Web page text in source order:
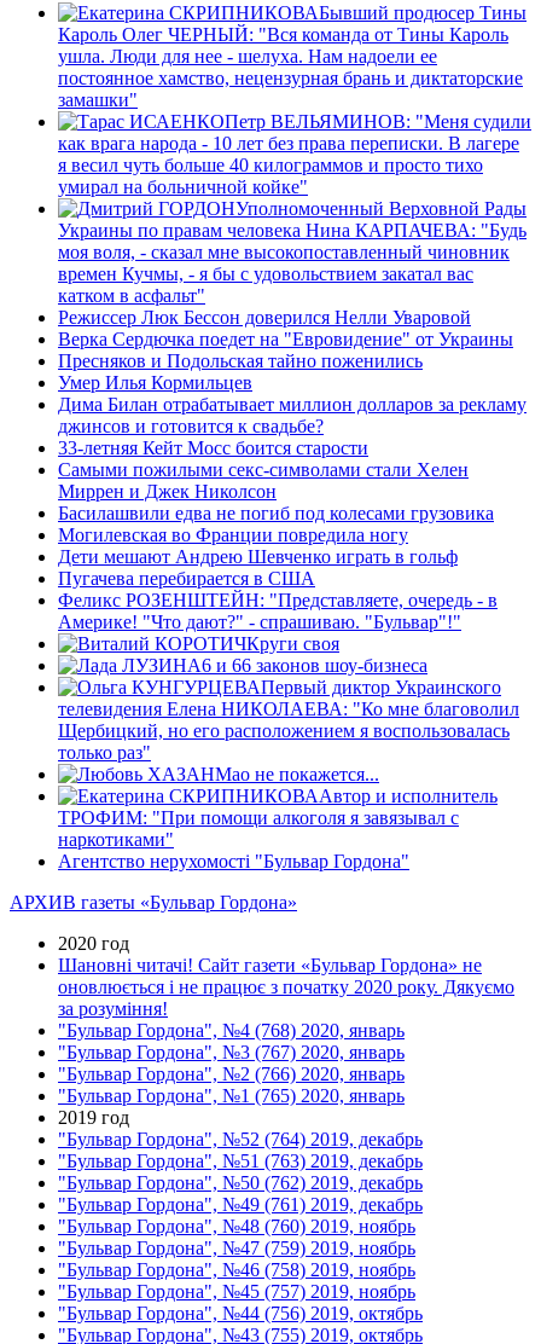
Бывший продюсер Тины
Кароль Олег ЧЕРНЫЙ: "Вся команда от Тины Кароль
ушла. Люди для нее - шелуха. Нам надоели ее
постоянное хамство, нецензурная брань и диктаторские
замашки"
Петр ВЕЛЬЯМИНОВ: "Меня судили
как врага народа - 10 лет без права переписки. В лагере
я весил чуть больше 40 килограммов и просто тихо
умирал на больничной койке"
Уполномоченный Верховной Рады
Украины по правам человека Нина КАРПАЧЕВА: "Будь
моя воля, - сказал мне высокопоставленный чиновник
времен Кучмы, - я бы с удовольствием закатал вас
катком в асфальт"
Режиссер Люк Бессон доверился Нелли Уваровой
Верка Сердючка поедет на "Евровидение" от Украины
Пресняков и Подольская тайно поженились
Умер Илья Кормильцев
Дима Билан отрабатывает миллион долларов за рекламу
джинсов и готовится к свадьбе?
33-летняя Кейт Мосс боится старости
Самыми пожилыми секс-символами стали Хелен
Миррен и Джек Николсон
Басилашвили едва не погиб под колесами грузовика
Могилевская во Франции повредила ногу
Дети мешают Андрею Шевченко играть в гольф
Пугачева перебирается в США
Феликс РОЗЕНШТЕЙН: "Представляете, очередь - в
Америке! "Что дают?" - спрашиваю. "Бульвар"!"
Круги своя
6 и 66 законов шоу-бизнеса
Первый диктор Украинского
телевидения Елена НИКОЛАЕВА: "Ко мне благоволил
Щербицкий, но его расположением я воспользовалась
только раз"
Мао не покажется...
Автор и исполнитель
ТРОФИМ: "При помощи алкоголя я завязывал с
наркотиками"
Агентство нерухомості "Бульвар Гордона"
АРХИВ газеты «Бульвар Гордона»
2020 год
Шановні читачі! Сайт газети «Бульвар Гордона» не
оновлюється і не працює з початку 2020 року. Дякуємо
за розуміння!
"Бульвар Гордона", №4 (768) 2020, январь
"Бульвар Гордона", №3 (767) 2020, январь
"Бульвар Гордона", №2 (766) 2020, январь
"Бульвар Гордона", №1 (765) 2020, январь
2019 год
"Бульвар Гордона", №52 (764) 2019, декабрь
"Бульвар Гордона", №51 (763) 2019, декабрь
"Бульвар Гордона", №50 (762) 2019, декабрь
"Бульвар Гордона", №49 (761) 2019, декабрь
"Бульвар Гордона", №48 (760) 2019, ноябрь
"Бульвар Гордона", №47 (759) 2019, ноябрь
"Бульвар Гордона", №46 (758) 2019, ноябрь
"Бульвар Гордона", №45 (757) 2019, ноябрь
"Бульвар Гордона", №44 (756) 2019, октябрь
"Бульвар Гордона", №43 (755) 2019, октябрь